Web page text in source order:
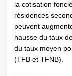
la cotisation
résidences
peuvent
hausse du taux
du taux moyen
(TFB et TFNB).